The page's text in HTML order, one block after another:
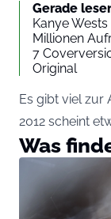
Gerade
Kanye
Millionen
7
Original
Es gibt viel zur
2012 scheint
Was